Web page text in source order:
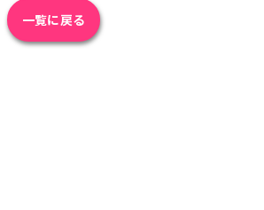
一覧に戻る